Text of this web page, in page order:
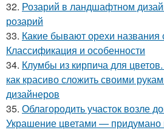
32. Розарий в ландшафтном
розарий
33. Какие бывают орехи названия
Классификация и особенности
34. Клумбы из кирпича для
как красиво сложить своими
дизайнеров
35. Облагородить участок возле
Украшение цветами — придумано